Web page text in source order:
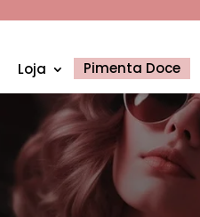
Loja Pimenta Doce